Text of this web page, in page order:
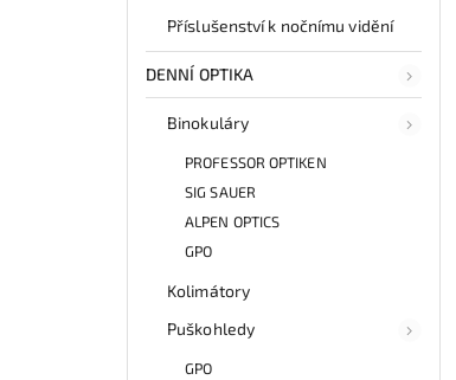
Příslušenství k nočnímu vidění
DENNÍ OPTIKA
Binokuláry
PROFESSOR OPTIKEN
SIG SAUER
ALPEN OPTICS
GPO
Kolimátory
Puškohledy
GPO